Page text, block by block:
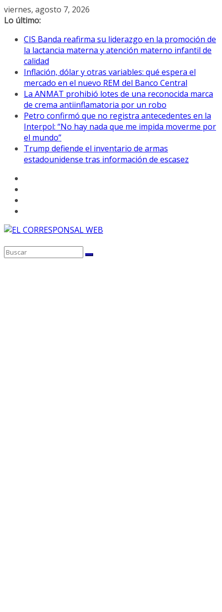
Saltar
al
viernes, agosto 7, 2026
Lo último:
CIS Banda reafirma su liderazgo en la promoción de
la lactancia materna y atención materno infantil de
calidad
Inflación, dólar y otras variables: qué espera el
mercado en el nuevo REM del Banco Central
La ANMAT prohibió lotes de una reconocida marca
de crema antiinflamatoria por un robo
Petro confirmó que no registra antecedentes en la
Interpol: “No hay nada que me impida moverme por
el mundo”
Trump defiende el inventario de armas
estadounidense tras información de escasez